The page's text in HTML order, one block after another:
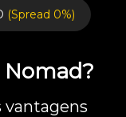
(Spread 0%)
vantagens